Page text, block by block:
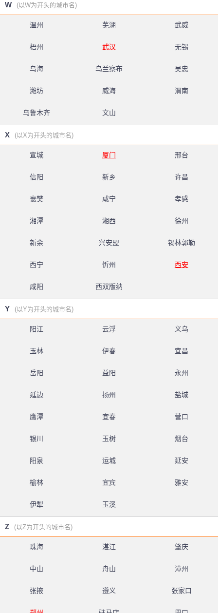
W (以W为开头的城市名)
温州 芜湖 武威
梧州 武汉 无锡
乌海 乌兰察布 吴忠
潍坊 威海 渭南
乌鲁木齐 文山
X (以X为开头的城市名)
宣城 厦门 邢台
信阳 新乡 许昌
襄樊 咸宁 孝感
湘潭 湘西 徐州
新余 兴安盟 锡林郭勒
西宁 忻州 西安
咸阳 西双版纳
Y (以Y为开头的城市名)
阳江 云浮 义乌
玉林 伊春 宜昌
岳阳 益阳 永州
延边 扬州 盐城
鹰潭 宜春 营口
银川 玉树 烟台
阳泉 运城 延安
榆林 宜宾 雅安
伊犁 玉溪
Z (以Z为开头的城市名)
珠海 湛江 肇庆
中山 舟山 漳州
张掖 遵义 张家口